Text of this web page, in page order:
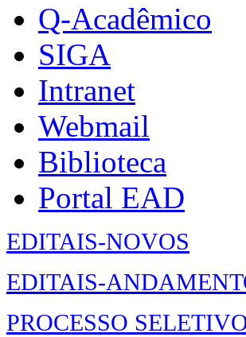
Q-Acadêmico
SIGA
Intranet
Webmail
Biblioteca
Portal EAD
EDITAIS-NOVOS
EDITAIS-
PROCESSO